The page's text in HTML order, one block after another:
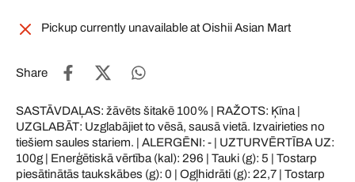
Pickup currently unavailable atOishii Asian Mart
Share
SASTĀVDAĻAS: žāvēts šitakē 100% | RAŽOTS: Ķīna |
UZGLABĀT: Uzglabājiet to vēsā, sausā vietā. Izvairieties no
tiešiem saules stariem. | ALERGĒNI: - | UZTURVĒRTĪBA UZ:
100g | Enerģētiskā vērtība (kal): 296 | Tauki (g): 5 | Tostarp
piesātinātās taukskābes (g): 0 | Ogļhidrāti (g): 22,7 | Tostarp